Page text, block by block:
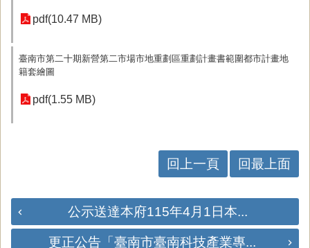
pdf(10.47 MB)
臺南市第二十期新營第二市場市地重劃區重劃計畫書範圍都市計畫地
籍套繪圖
pdf(1.55 MB)
回上一頁 回最上面
公示送達本府115年4月1日本...
更正公告「臺南市臺南科技產業專...